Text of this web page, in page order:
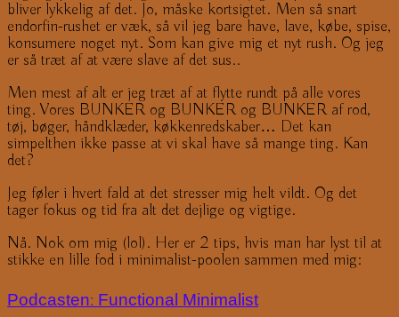
bliver lykkelig af det. Jo, måske kortsigtet. Men så snart
endorfin-rushet er væk, så vil jeg bare have, lave, købe, spise,
konsumere noget nyt. Som kan give mig et nyt rush. Og jeg
er så træt af at være slave af det sus..
Men mest af alt er jeg træt af at flytte rundt på alle vores
ting. Vores BUNKER og BUNKER og BUNKER af rod,
tøj, bøger, håndklæder, køkkenredskaber… Det kan
simpelthen ikke passe at vi skal have så mange ting. Kan
det?
Jeg føler i hvert fald at det stresser mig helt vildt. Og det
tager fokus og tid fra alt det dejlige og vigtige.
Nå. Nok om mig (lol). Her er 2 tips, hvis man har lyst til at
stikke en lille fod i minimalist-poolen sammen med mig:
Podcasten: Functional Minimalist